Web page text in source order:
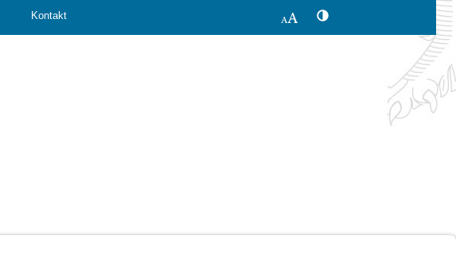
Kontakt SchriftgrößeKontrastwechsel